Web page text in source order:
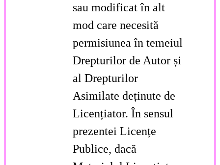
sau modificat în alt
mod care necesită
permisiunea în temeiul
Drepturilor de Autor și
al Drepturilor
Asimilate deținute de
Licențiator. În sensul
prezentei Licențe
Publice, dacă